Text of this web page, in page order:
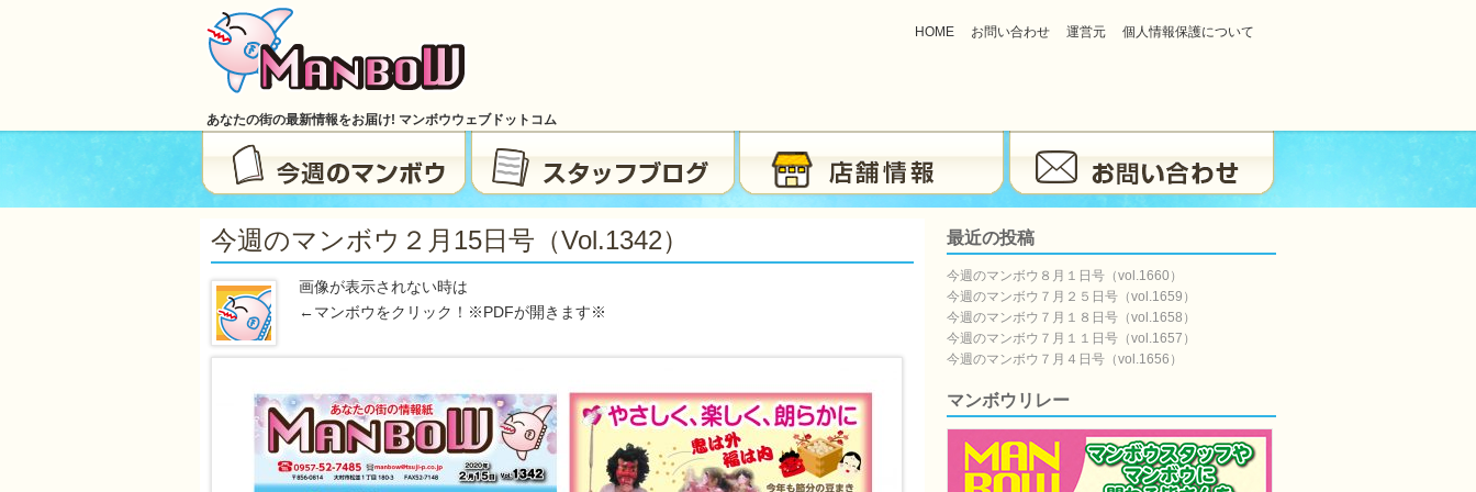
あなたの街の最新情報をお届け! マンボウウェブドットコム
HOME お問い合わせ 運営元 個人情報保護について
今週のマンボウ２月15日号（vol.1342）
画像が表示されない時は
←マンボウをクリック！※PDFが開きます※
最近の投稿
今週のマンボウ８月１日号（vol.1660）
今週のマンボウ７月２５日号（vol.1659）
今週のマンボウ７月１８日号（vol.1658）
今週のマンボウ７月１１日号（vol.1657）
今週のマンボウ７月４日号（vol.1656）
マンボウリレー